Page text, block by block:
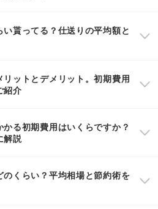
貰ってる？仕送りの平均額と
ットとデメリット。初期費用
紹介
る初期費用はいくらですか？
解説
くらい？平均相場と節約術を